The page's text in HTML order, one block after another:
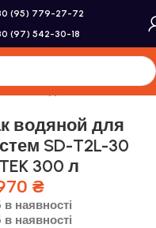
(95) 779-27-72
(97) 542-30-18
частини для геліосистем
водяной для
SD-T2L-30
300 л
₴
в наявності
в наявності